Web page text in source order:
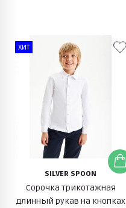
ХИТ
SILVER SPOON
Сорочка трикотажная
длинный рукав на кнопках